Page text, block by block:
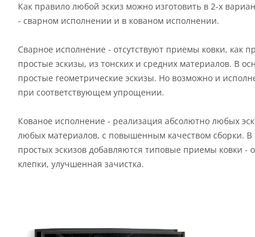
Как правило любой эскиз можно изготовить в 2-х
- сварном исполнении и в кованом исполнении.
Сварное исполнение - отсутствуют приемы ковки, как
простые эскизы, из тонских и средних материалов. В
простые геометрические эскизы. Но возможно и
при соответствующем упрощении.
Кованое исполнение - реализация абсолютно любых
любых материалов, с повышенным качеством сборки. В
простых эскизов добавляются типовые приемы ковки -
клепки, улучшенная зачистка.